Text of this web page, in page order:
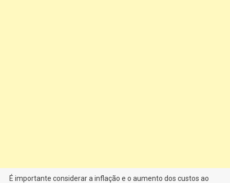
É importante considerar a inflação e o aumento dos custos ao